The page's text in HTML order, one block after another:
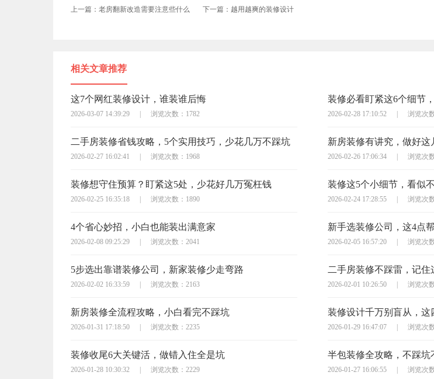
上一篇：老房翻新改造需要注意些什么 下一篇：越用越爽的装修设计
相关文章推荐
这7个网红装修设计，谁装谁后悔
2026-03-07 14:39:29 浏览次数：1782
装修必看盯紧这6个细节
2026-02-28 17:10:52 浏览次
二手房装修省钱攻略，5个实用技巧，少花几万不踩坑
2026-02-27 16:02:41 浏览次数：1968
新房装修有讲究，做好
2026-02-26 17:06:34 浏览次
装修想守住预算？盯紧这5处，少花好几万冤枉钱
2026-02-25 16:35:18 浏览次数：1890
装修这5个小细节，看似
2026-02-24 17:28:55 浏览次
4个省心妙招，小白也能装出满意家
2026-02-08 09:25:29 浏览次数：2041
新手选装修公司，这4点
2026-02-05 16:57:20 浏览次
5步选出靠谱装修公司，新家装修少走弯路
2026-02-02 16:33:59 浏览次数：2163
二手房装修不踩雷，记住
2026-02-01 10:26:50 浏览次
新房装修全流程攻略，小白看完不踩坑
2026-01-31 17:18:50 浏览次数：2235
装修设计千万别盲从，
2026-01-29 16:47:07 浏览次
装修收尾6大关键活，做错入住全是坑
2026-01-28 10:30:32 浏览次数：2229
半包装修全攻略，不踩坑
2026-01-27 16:06:55 浏览次